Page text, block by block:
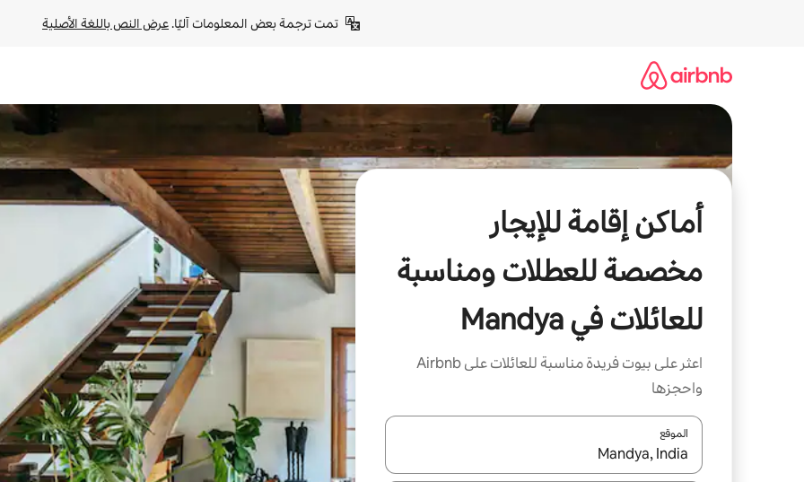
تمت ترجمة بعض المعلومات آليًا. عرض النص باللغة الأصلية
أماكن إقامة للإيجار
مخصصة للعطلات ومناسبة
للعائلات في Mandya
اعثر على بيوت فريدة مناسبة للعائلات على Airbnb
واحجزها
الموقع
عند توفر النتائج، انتقل باستخدام السهمين لأعلى ولأسفل أو استكشف عن طريق اللمس أو السحب.